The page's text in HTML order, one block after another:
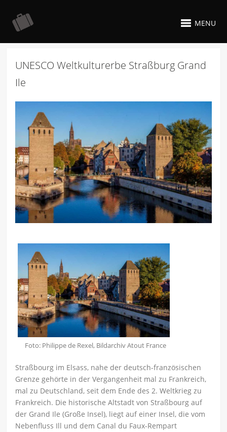
MENU
UNESCO Weltkulturerbe Straßburg Grand
Ile
Foto: Philippe de Rexel, Bildarchiv Atout France
Straßbourg im Elsass, nahe der deutsch-französischen
Grenze gehörte in der Vergangenheit mal zu Frankreich,
mal zu Deutschland, seit dem Ende des 2. Weltkrieg zu
Frankreich. Die historische Altstadt von Straßbourg auf
der Grand Ile (Große Insel), liegt auf einer Insel, die vom
Nebenfluss Ill und dem Canal du Faux-Rempart